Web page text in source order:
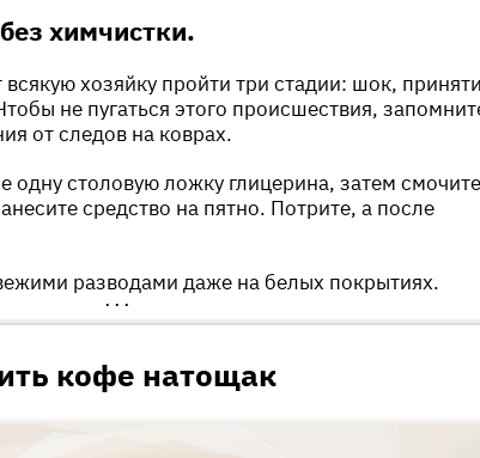
химчистки.
хозяйку пройти три стадии: шок,
не пугаться этого происшествия,
от следов на коврах.
одну столовую ложку глицерина, затем смочите
средство на пятно. Потрите, а после
разводами даже на белых покрытиях.
•••
кофе натощак